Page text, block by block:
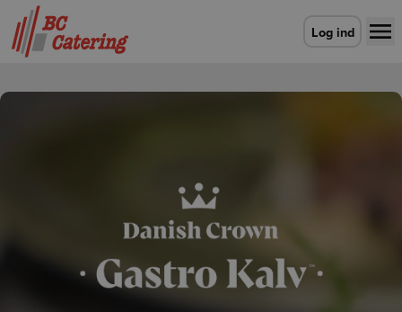
Gå til forsiden
Log ind